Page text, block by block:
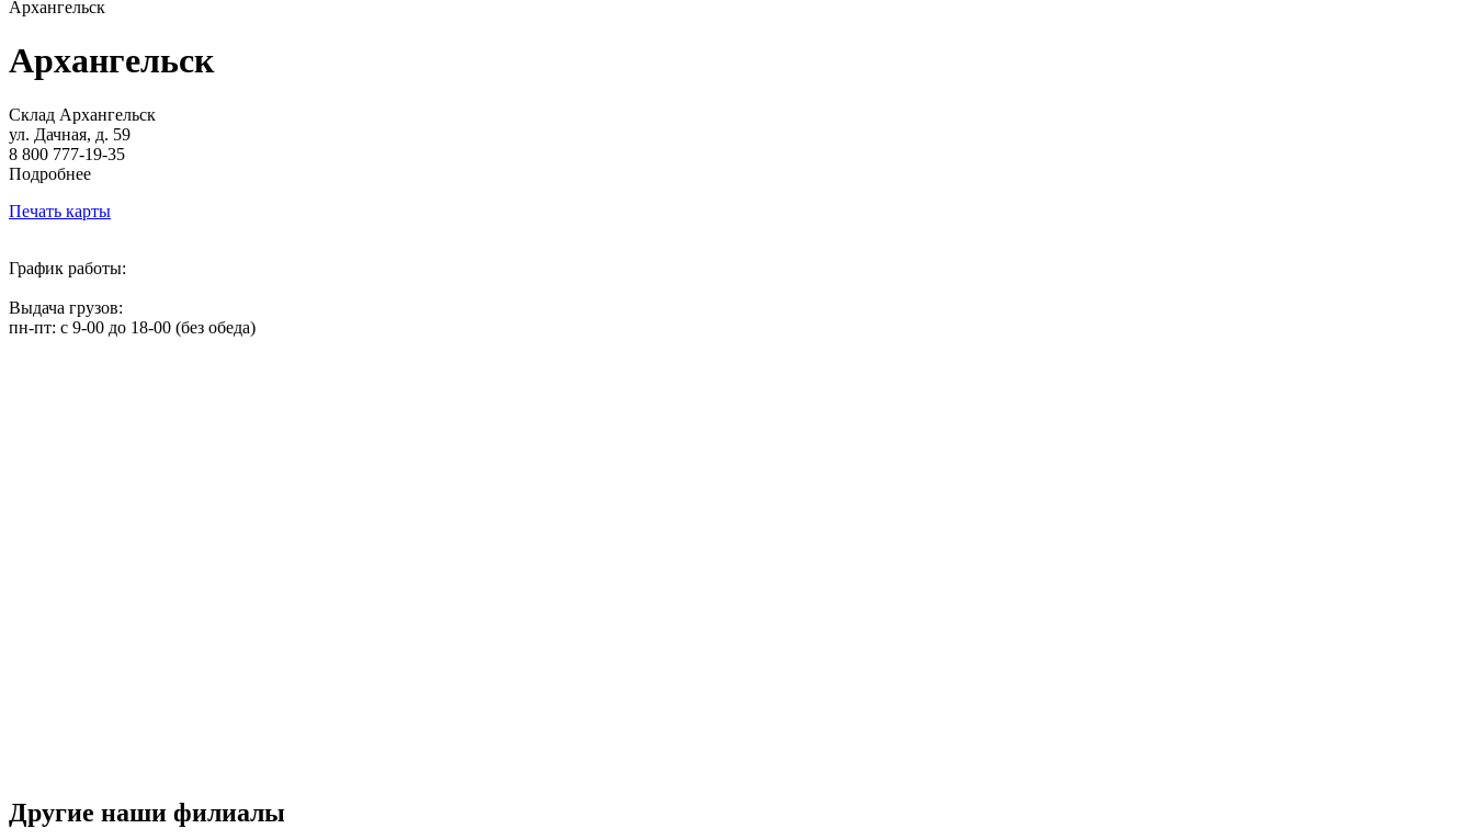
Архангельск
Архангельск
Склад Архангельск
ул. Дачная, д. 59
8 800 777-19-35
Подробнее
Печать карты
График работы:
Выдача грузов:
пн-пт: с 9-00 до 18-00 (без обеда)
Другие наши филиалы